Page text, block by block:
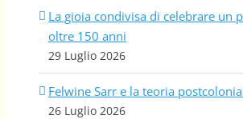
La gioia condivisa di celebrare un
oltre 150 anni
29 Luglio 2026
Felwine Sarr e la teoria
26 Luglio 2026